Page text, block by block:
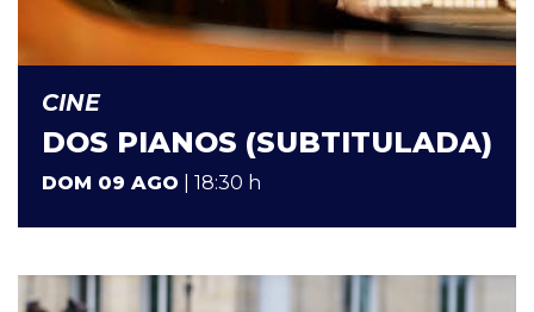
CINE
DOS PIANOS (SUBTITULADA)
DOM 09 AGO | 18:30 h